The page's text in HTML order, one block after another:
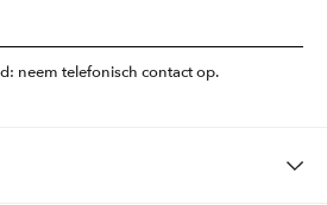
neem telefonisch contact op.